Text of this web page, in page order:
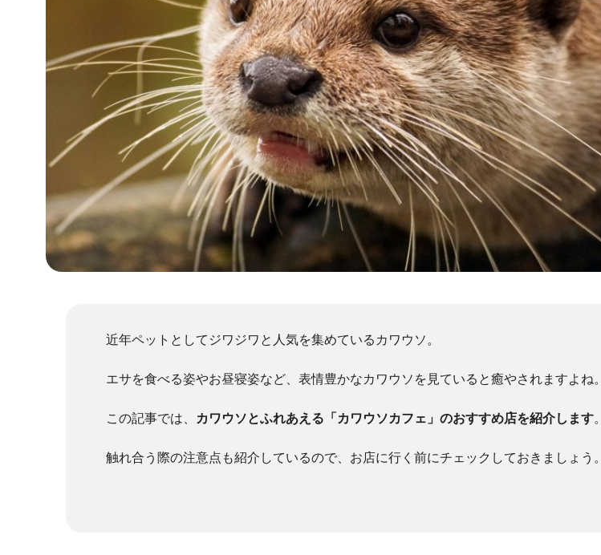
近年ペットとしてジワジワと人気を集めているカワウソ。
エサを食べる姿やお昼寝姿など、表情豊かなカワウソを見ていると癒やされますよね。
この記事では、 カワウソとふれあえる「カワウソカフェ」のおすすめ店を紹介します。
触れ合う際の注意点も紹介しているので、お店に行く前にチェックしておきましょう。